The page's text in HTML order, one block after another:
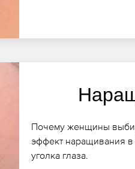
Почему женщины
эффект наращивания в
уголка глаза.